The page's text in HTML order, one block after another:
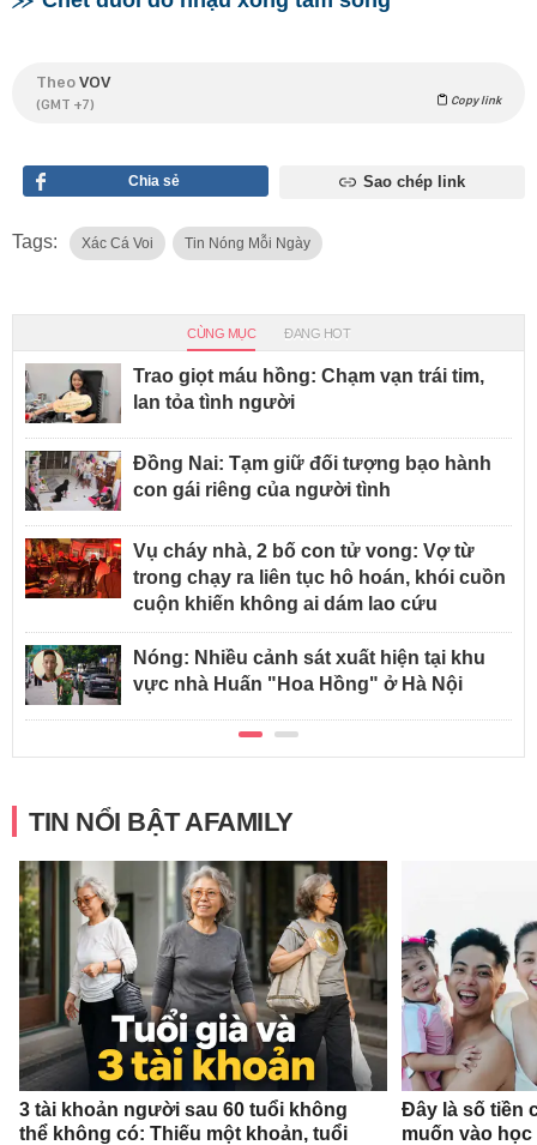
TheoVOV
(GMT +7) Copy link
Chia sẻ Sao chép link
Tags: Xác Cá Voi Tin Nóng Mỗi Ngày
CÙNG MỤC ĐANG HOT
Trao giọt máu hồng: Chạm vạn trái tim,
lan tỏa tình người
Đồng Nai: Tạm giữ đối tượng bạo hành
con gái riêng của người tình
Vụ cháy nhà, 2 bố con tử vong: Vợ từ
trong chạy ra liên tục hô hoán, khói cuồn
cuộn khiến không ai dám lao cứu
Nóng: Nhiều cảnh sát xuất hiện tại khu
vực nhà Huấn "Hoa Hồng" ở Hà Nội
TIN NỔI BẬT AFAMILY
3 tài khoản người sau 60 tuổi không
thể không có: Thiếu một khoản, tuổi
Đây là số tiền
muốn vào